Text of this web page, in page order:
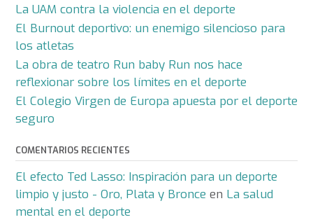
La UAM contra la violencia en el deporte
El Burnout deportivo: un enemigo silencioso para
los atletas
La obra de teatro Run baby Run nos hace
reflexionar sobre los límites en el deporte
El Colegio Virgen de Europa apuesta por el deporte
seguro
COMENTARIOS RECIENTES
El efecto Ted Lasso: Inspiración para un deporte
limpio y justo - Oro, Plata y Bronce en La salud
mental en el deporte